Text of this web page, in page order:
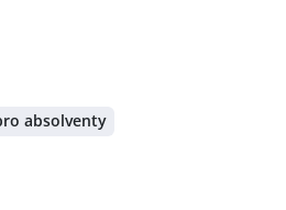
absolventy